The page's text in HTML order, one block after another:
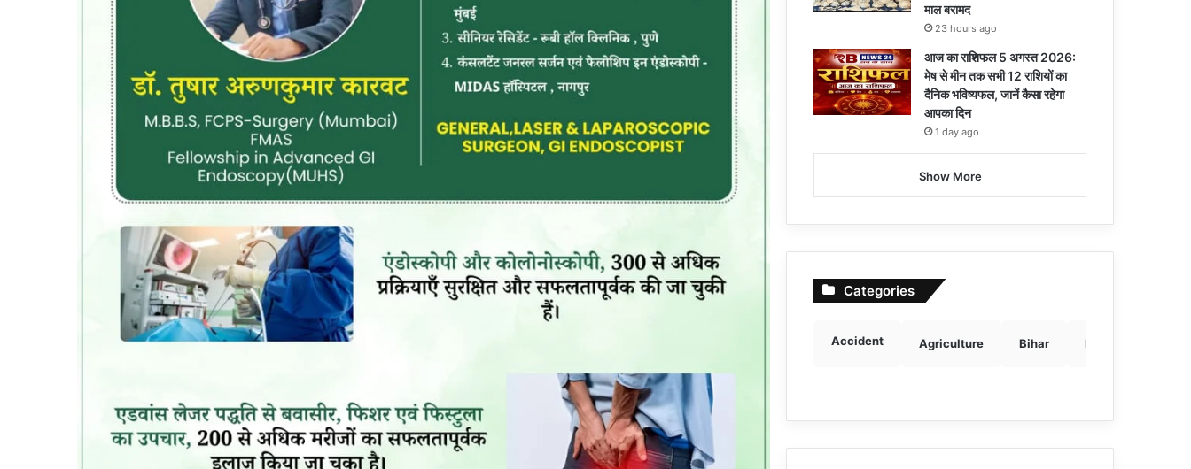
माल बरामद
23 hours ago
आज का राशिफल 5 अगस्त 2026:
मेष से मीन तक सभी 12 राशियों का
दैनिक भविष्यफल, जानें कैसा रहेगा
आपका दिन
1 day ago
Show More
Categories
Accident Agriculture Bihar Breaking news